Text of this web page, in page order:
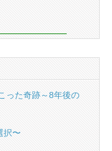
った奇跡～8年後の
択〜